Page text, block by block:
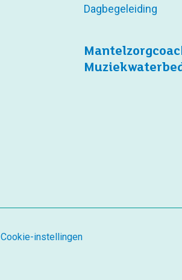
Dagbegeleiding
Cookie-instellingen